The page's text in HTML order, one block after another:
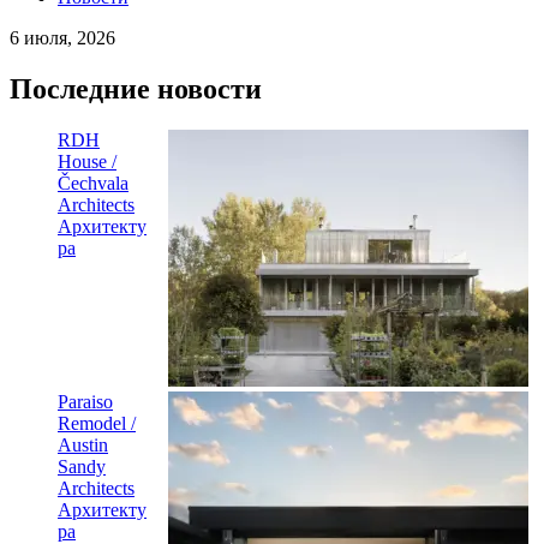
6 июля, 2026
Последние новости
RDH
House /
Čechvala
Architects
Архитекту
ра
Paraiso
Remodel /
Austin
Sandy
Architects
Архитекту
ра